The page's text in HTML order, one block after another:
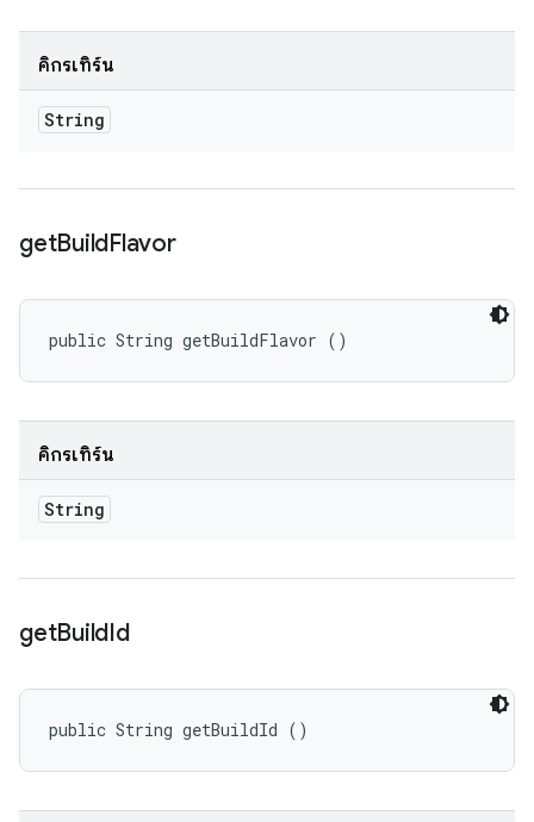
คิกรีเทิร์น
String
getBuildFlavor
public String getBuildFlavor ()
คิกรีเทิร์น
String
getBuildId
public String getBuildId ()